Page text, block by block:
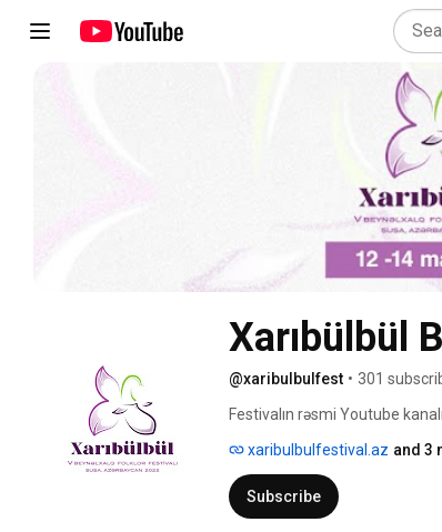
Xarıbülbül
@xaribulbulfest • 301
Festivalın rəsmi Youtube kanalı
xaribulbulfestival.az and 3
Subscribe